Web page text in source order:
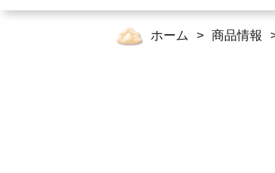
ホーム 商品情報